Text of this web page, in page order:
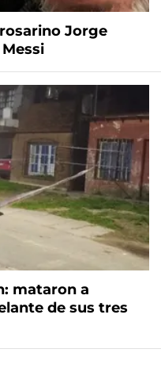
Jorge
mataron a
de sus tres